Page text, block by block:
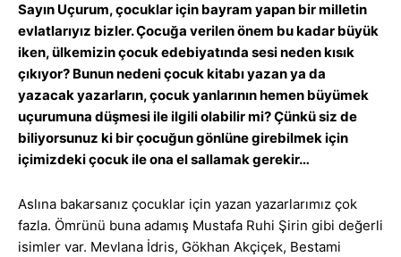
Sayın Uçurum, çocuklar için bayram yapan bir milletin
evlatlarıyız bizler. Çocuğa verilen önem bu kadar büyük
iken, ülkemizin çocuk edebiyatında sesi neden kısık
çıkıyor? Bunun nedeni çocuk kitabı yazan ya da
yazacak yazarların, çocuk yanlarının hemen büyümek
uçurumuna düşmesi ile ilgili olabilir mi? Çünkü siz de
biliyorsunuz ki bir çocuğun gönlüne girebilmek için
içimizdeki çocuk ile ona el sallamak gerekir…
Aslına bakarsanız çocuklar için yazan yazarlarımız çok
fazla. Ömrünü buna adamış Mustafa Ruhi Şirin gibi değerli
isimler var. Mevlana İdris, Gökhan Akçiçek, Bestami